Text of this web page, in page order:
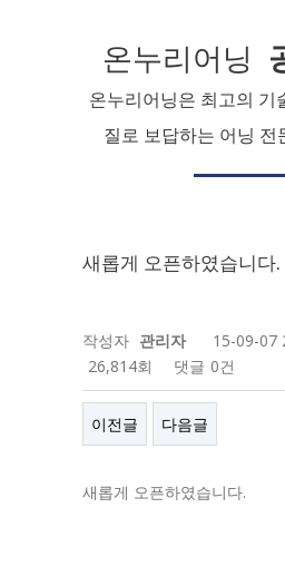
온누리어닝
온누리어닝은 최고의 기
질로 보답하는 어닝 전
새롭게 오픈하였습니다.
작성자 관리자 15-09-07
26,814회
댓글 0건
이전글 다음글
새롭게 오픈하였습니다.